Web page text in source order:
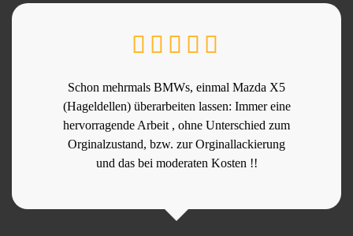
Schon mehrmals BMWs, einmal Mazda X5
(Hageldellen) überarbeiten lassen: Immer eine
hervorragende Arbeit , ohne Unterschied zum
Orginalzustand, bzw. zur Orginallackierung
und das bei moderaten Kosten !!